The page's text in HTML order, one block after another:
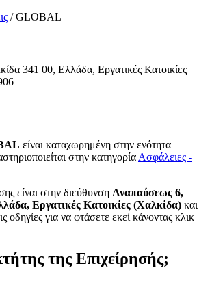
/ GLOBAL
341 00, Ελλάδα, Εργατικές Κατοικίες
είναι καταχωρημένη στην ενότητα
στην κατηγορίαΑσφάλειες -
είναι στην διεύθυνση Αναπαύσεως 6,
Εργατικές Κατοικίες (Χαλκίδα) και
οδηγίες για να φτάσετε εκεί κάνοντας κλικ
της Επιχείρησής;